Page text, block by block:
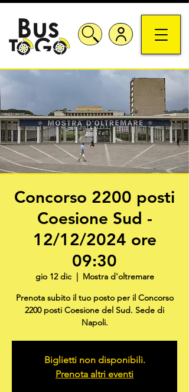
Concorso 2200 posti
Coesione Sud -
12/12/2024 ore
09:30
gio 12 dic
  |
Mostra d'oltremare
Prenota subito il tuo posto per il Concorso
2200 posti Coesione del Sud. Sede di
Napoli.
Biglietti non disponibili.
Prenota altri eventi